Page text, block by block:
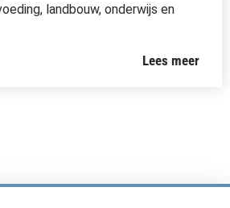
landbouw, onderwijs en
Lees meer